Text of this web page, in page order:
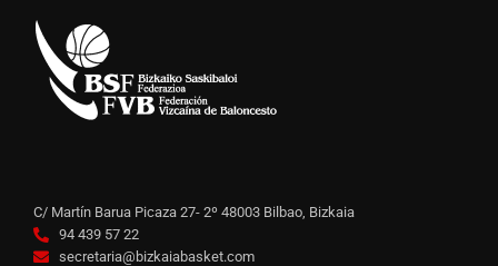
C/ Martín Barua Picaza 27- 2º 48003 Bilbao, Bizkaia
94 439 57 22
secretaria@bizkaiabasket.com